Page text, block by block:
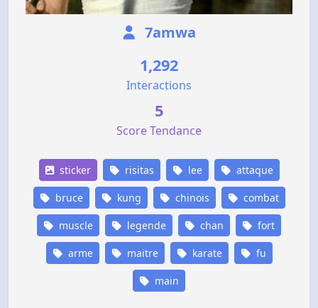
7amwa
1,292
Interactions
5
Score Tendance
sticker risitas lee attaque
bruce kung chinois combat
muscle legende chan fort
arme maitre karate fu
main